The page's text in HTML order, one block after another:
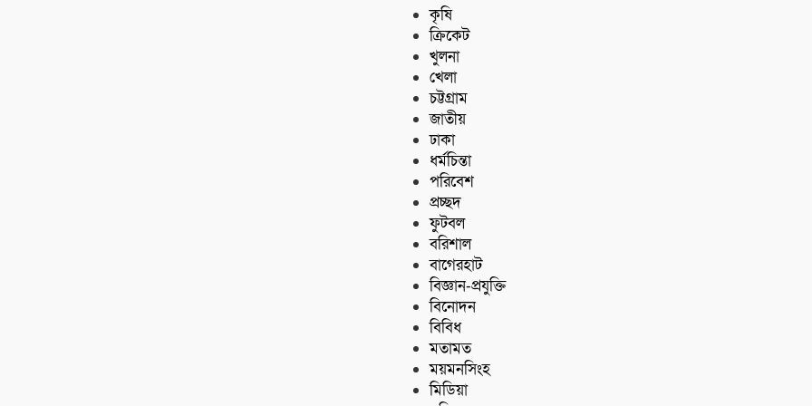
কৃষি
ক্রিকেট
খুলনা
খেলা
চট্টগ্রাম
জাতীয়
ঢাকা
ধর্মচিন্তা
পরিবেশ
প্রচ্ছদ
ফুটবল
বরিশাল
বাগেরহাট
বিজ্ঞান-প্রযুক্তি
বিনোদন
বিবিধ
মতামত
ময়মনসিংহ
মিডিয়া